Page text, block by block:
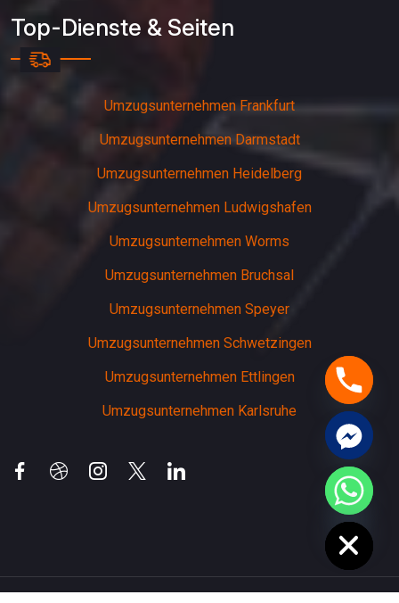
Top-Dienste & Seiten
Umzugsunternehmen Frankfurt
Umzugsunternehmen Darmstadt
Umzugsunternehmen Heidelberg
Umzugsunternehmen Ludwigshafen
Umzugsunternehmen Worms
Umzugsunternehmen Bruchsal
Umzugsunternehmen Speyer
Umzugsunternehmen Schwetzingen
Umzugsunternehmen Ettlingen
Umzugsunternehmen Karlsruhe
Hide
chaty